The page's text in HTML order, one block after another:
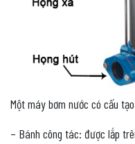
Một máy bơm nước có cấu
– Bánh công tác: được lắp